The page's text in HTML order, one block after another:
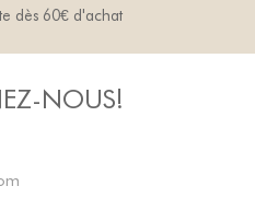
dès 60€ d'achat
NOUS!